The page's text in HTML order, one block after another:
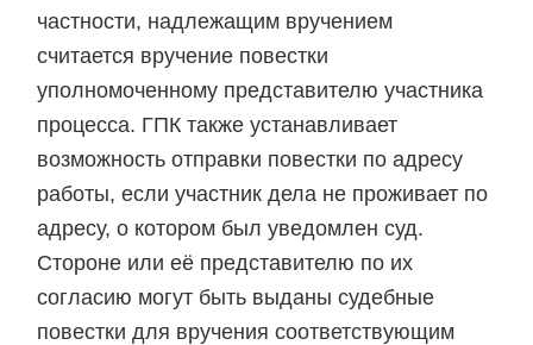
частности, надлежащим вручением
считается вручение повестки
уполномоченному представителю участника
процесса. ГПК также устанавливает
возможность отправки повестки по адресу
работы, если участник дела не проживает по
адресу, о котором был уведомлен суд.
Стороне или её представителю по их
согласию могут быть выданы судебные
повестки для вручения соответствующим